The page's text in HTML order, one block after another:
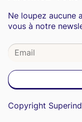
Ne loupez aucune
vous à notre
Copyright